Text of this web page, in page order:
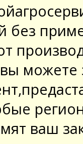
без
можете
ваш